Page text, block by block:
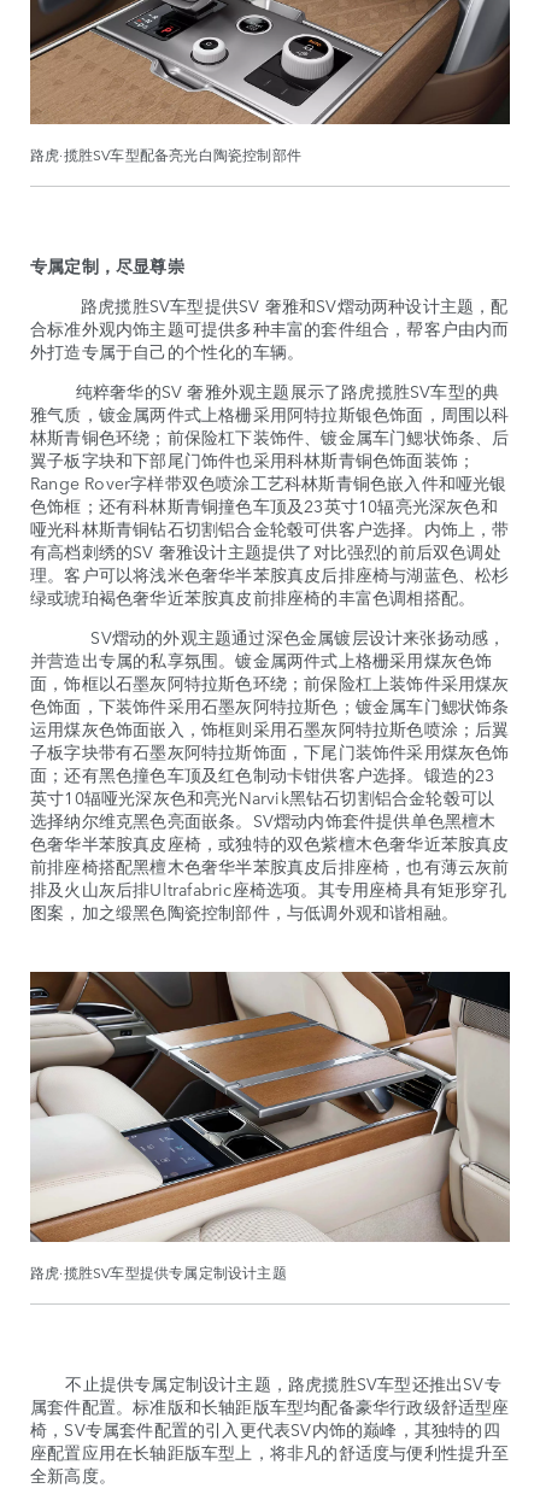
路虎·揽胜SV车型配备亮光白陶瓷控制部件
专属定制，尽显尊崇
路虎揽胜SV车型提供SV 奢雅和SV熠动两种设计主题，配
合标准外观内饰主题可提供多种丰富的套件组合，帮客户由内而
外打造专属于自己的个性化的车辆。
纯粹奢华的SV 奢雅外观主题展示了路虎揽胜SV车型的典
雅气质，镀金属两件式上格栅采用阿特拉斯银色饰面，周围以科
林斯青铜色环绕；前保险杠下装饰件、镀金属车门鳃状饰条、后
翼子板字块和下部尾门饰件也采用科林斯青铜色饰面装饰；
Range Rover字样带双色喷涂工艺科林斯青铜色嵌入件和哑光银
色饰框；还有科林斯青铜撞色车顶及23英寸10辐亮光深灰色和
哑光科林斯青铜钻石切割铝合金轮毂可供客户选择。内饰上，带
有高档刺绣的SV 奢雅设计主题提供了对比强烈的前后双色调处
理。客户可以将浅米色奢华半苯胺真皮后排座椅与湖蓝色、松杉
绿或琥珀褐色奢华近苯胺真皮前排座椅的丰富色调相搭配。
SV熠动的外观主题通过深色金属镀层设计来张扬动感，
并营造出专属的私享氛围。镀金属两件式上格栅采用煤灰色饰
面，饰框以石墨灰阿特拉斯色环绕；前保险杠上装饰件采用煤灰
色饰面，下装饰件采用石墨灰阿特拉斯色；镀金属车门鳃状饰条
运用煤灰色饰面嵌入，饰框则采用石墨灰阿特拉斯色喷涂；后翼
子板字块带有石墨灰阿特拉斯饰面，下尾门装饰件采用煤灰色饰
面；还有黑色撞色车顶及红色制动卡钳供客户选择。锻造的23
英寸10辐哑光深灰色和亮光Narvik黑钻石切割铝合金轮毂可以
选择纳尔维克黑色亮面嵌条。SV熠动内饰套件提供单色黑檀木
色奢华半苯胺真皮座椅，或独特的双色紫檀木色奢华近苯胺真皮
前排座椅搭配黑檀木色奢华半苯胺真皮后排座椅，也有薄云灰前
排及火山灰后排Ultrafabric座椅选项。其专用座椅具有矩形穿孔
图案，加之缎黑色陶瓷控制部件，与低调外观和谐相融。
路虎·揽胜SV车型提供专属定制设计主题
不止提供专属定制设计主题，路虎揽胜SV车型还推出SV专
属套件配置。标准版和长轴距版车型均配备豪华行政级舒适型座
椅，SV专属套件配置的引入更代表SV内饰的巅峰，其独特的四
座配置应用在长轴距版车型上，将非凡的舒适度与便利性提升至
全新高度。